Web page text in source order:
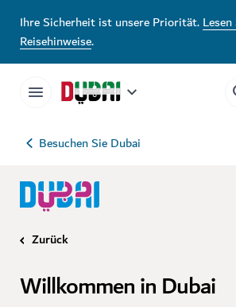
Ihre Sicherheit ist unsere Priorität.
Reisehinweise.
Besuchen Sie Dubai
Zurück
Willkommen in Dubai